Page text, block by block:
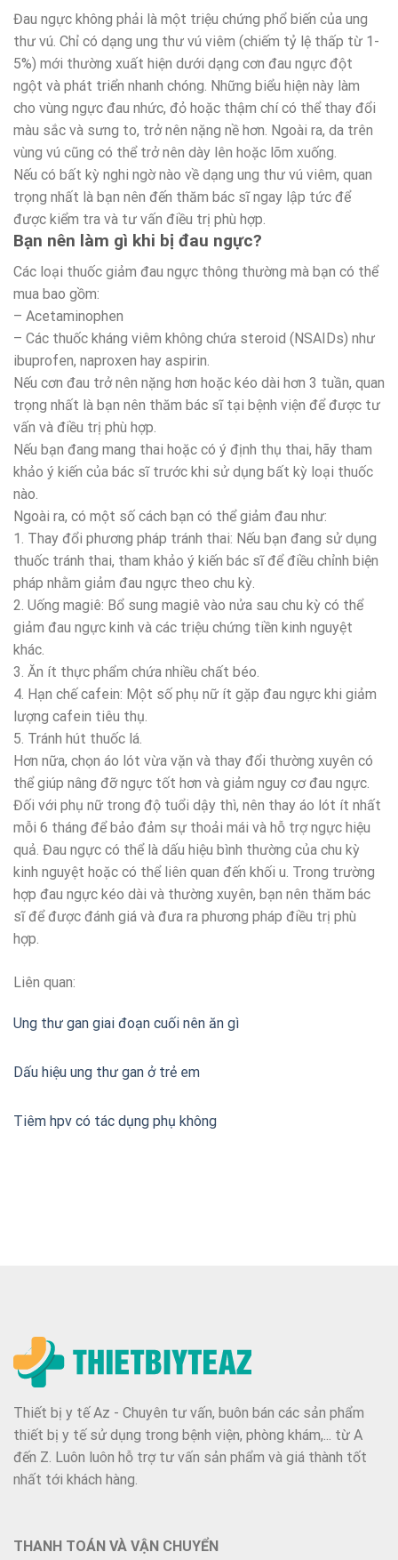
Đau ngực không phải là một triệu chứng phổ biến của ung
thư vú. Chỉ có dạng ung thư vú viêm (chiếm tỷ lệ thấp từ 1-
5%) mới thường xuất hiện dưới dạng cơn đau ngực đột
ngột và phát triển nhanh chóng. Những biểu hiện này làm
cho vùng ngực đau nhức, đỏ hoặc thậm chí có thể thay đổi
màu sắc và sưng to, trở nên nặng nề hơn. Ngoài ra, da trên
vùng vú cũng có thể trở nên dày lên hoặc lõm xuống.
Nếu có bất kỳ nghi ngờ nào về dạng ung thư vú viêm, quan
trọng nhất là bạn nên đến thăm bác sĩ ngay lập tức để
được kiểm tra và tư vấn điều trị phù hợp.
Bạn nên làm gì khi bị đau ngực?
Các loại thuốc giảm đau ngực thông thường mà bạn có thể
mua bao gồm:
– Acetaminophen
– Các thuốc kháng viêm không chứa steroid (NSAIDs) như
ibuprofen, naproxen hay aspirin.
Nếu cơn đau trở nên nặng hơn hoặc kéo dài hơn 3 tuần, quan
trọng nhất là bạn nên thăm bác sĩ tại bệnh viện để được tư
vấn và điều trị phù hợp.
Nếu bạn đang mang thai hoặc có ý định thụ thai, hãy tham
khảo ý kiến của bác sĩ trước khi sử dụng bất kỳ loại thuốc
nào.
Ngoài ra, có một số cách bạn có thể giảm đau như:
1. Thay đổi phương pháp tránh thai: Nếu bạn đang sử dụng
thuốc tránh thai, tham khảo ý kiến bác sĩ để điều chỉnh biện
pháp nhằm giảm đau ngực theo chu kỳ.
2. Uống magiê: Bổ sung magiê vào nửa sau chu kỳ có thể
giảm đau ngực kinh và các triệu chứng tiền kinh nguyệt
khác.
3. Ăn ít thực phẩm chứa nhiều chất béo.
4. Hạn chế cafein: Một số phụ nữ ít gặp đau ngực khi giảm
lượng cafein tiêu thụ.
5. Tránh hút thuốc lá.
Hơn nữa, chọn áo lót vừa vặn và thay đổi thường xuyên có
thể giúp nâng đỡ ngực tốt hơn và giảm nguy cơ đau ngực.
Đối với phụ nữ trong độ tuổi dậy thì, nên thay áo lót ít nhất
mỗi 6 tháng để bảo đảm sự thoải mái và hỗ trợ ngực hiệu
quả. Đau ngực có thể là dấu hiệu bình thường của chu kỳ
kinh nguyệt hoặc có thể liên quan đến khối u. Trong trường
hợp đau ngực kéo dài và thường xuyên, bạn nên thăm bác
sĩ để được đánh giá và đưa ra phương pháp điều trị phù
hợp.
Liên quan:
Ung thư gan giai đoạn cuối nên ăn gì
Dấu hiệu ung thư gan ở trẻ em
Tiêm hpv có tác dụng phụ không
Thiết bị y tế Az - Chuyên tư vấn, buôn bán các sản phẩm
thiết bị y tế sử dụng trong bệnh viện, phòng khám,... từ A
đến Z. Luôn luôn hỗ trợ tư vấn sản phẩm và giá thành tốt
nhất tới khách hàng.
THANH TOÁN VÀ VẬN CHUYỂN